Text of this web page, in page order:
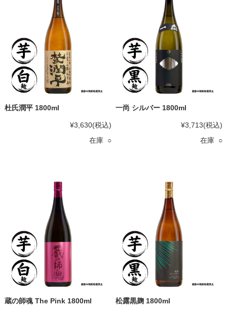
杜氏潤平 1800ml
¥3,630(税込)
在庫 ○
一尚 シルバー 1800ml
¥3,713(税込)
在庫 ○
蔵の師魂 The Pink 1800ml 松露黒麹 1800ml